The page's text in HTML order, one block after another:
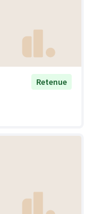
Retenue